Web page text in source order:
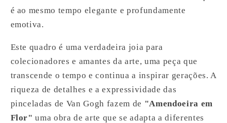
é ao mesmo tempo elegante e profundamente
emotiva.
Este quadro é uma verdadeira joia para
colecionadores e amantes da arte, uma peça que
transcende o tempo e continua a inspirar gerações. A
riqueza de detalhes e a expressividade das
pinceladas de Van Gogh fazem de "Amendoeira em
Flor" uma obra de arte que se adapta a diferentes